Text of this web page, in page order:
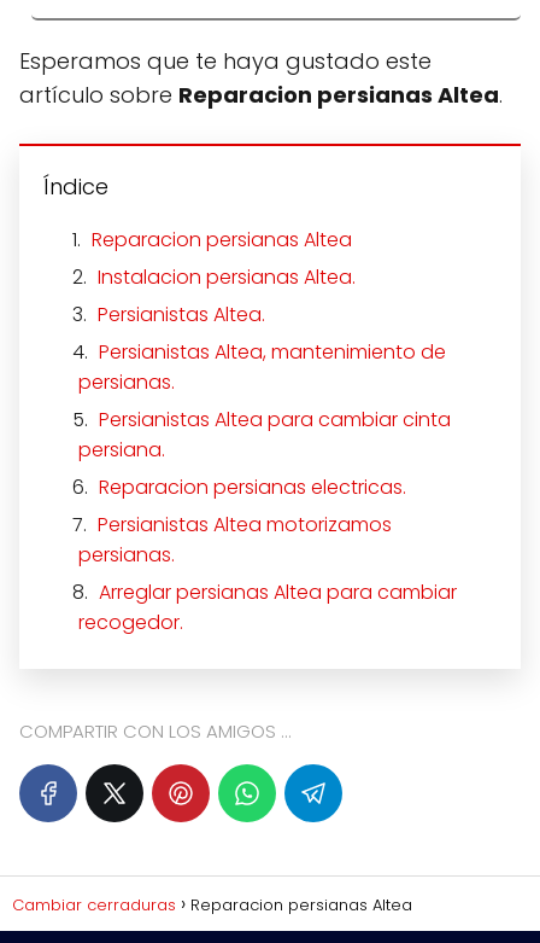
Esperamos que te haya gustado este
artículo sobre Reparacion persianas Altea.
Índice
Reparacion persianas Altea
Instalacion persianas Altea.
Persianistas Altea.
Persianistas Altea, mantenimiento de
persianas.
Persianistas Altea para cambiar cinta
persiana.
Reparacion persianas electricas.
Persianistas Altea motorizamos
persianas.
Arreglar persianas Altea para cambiar
recogedor.
COMPARTIR CON LOS AMIGOS ...
Cambiar cerraduras Reparacion persianas Altea